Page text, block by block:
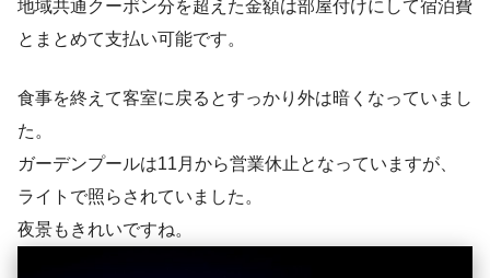
地域共通クーポン分を超えた金額は部屋付けにして宿泊費
とまとめて支払い可能です。
食事を終えて客室に戻るとすっかり外は暗くなっていまし
た。
ガーデンプールは11月から営業休止となっていますが、
ライトで照らされていました。
夜景もきれいですね。